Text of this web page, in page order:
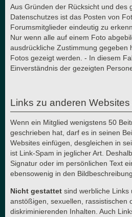
Aus Gründen der Rücksicht und des
Datenschutzes ist das Posten von
Forumsmitglieder eindeutig zu
Nur wenn alle auf einem Foto
ausdrückliche Zustimmung gegeben
Fotos gezeigt werden. - In diesem
Einverständnis der gezeigten
Links zu anderen
Wenn ein Mitglied wenigstens 50
geschrieben hat, darf es in seinen
Websites einfügen, desgleichen in
ist Link-Spam in jeglicher Art.
Signatur oder im persönlichen Text
ebensowenig in den
Nicht gestattet sind werbliche Links
anstößigen, sexuellen, rassistischen
diskriminierenden Inhalten. Auch